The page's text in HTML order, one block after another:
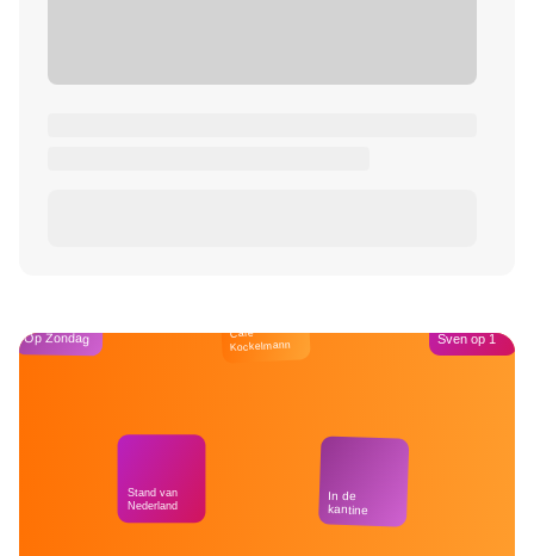
Op Zondag
Stand van
Nederland
Café
Kockelmann
In de
kantine
Sven op 1